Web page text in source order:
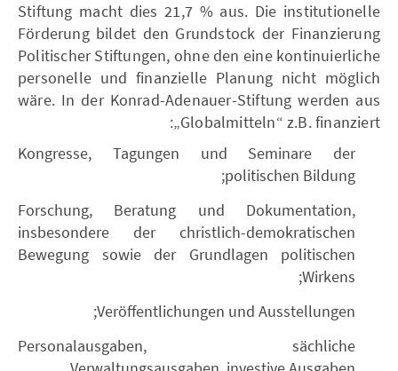
Stiftung macht dies 21,7 % aus. Die institutionelle
Förderung bildet den Grundstock der Finanzierung
Politischer Stiftungen, ohne den eine kontinuierliche
personelle und finanzielle Planung nicht möglich
wäre. In der Konrad-Adenauer-Stiftung werden aus
„Globalmitteln“ z.B. finanziert:
Kongresse, Tagungen und Seminare der
politischen Bildung;
Forschung, Beratung und Dokumentation,
insbesondere der christlich-demokratischen
Bewegung sowie der Grundlagen politischen
Wirkens;
Veröffentlichungen und Ausstellungen;
Personalausgaben, sächliche